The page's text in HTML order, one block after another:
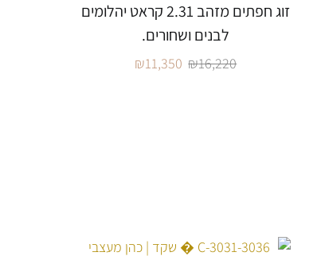
זוג חפתים מזהב 2.31 קראט יהלומים
לבנים ושחורים.
₪16,220
₪11,350